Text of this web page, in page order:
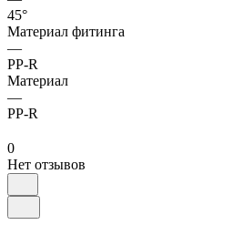
45°
Материал фитинга
—
PP-R
Материал
—
PP-R
0
Нет отзывов